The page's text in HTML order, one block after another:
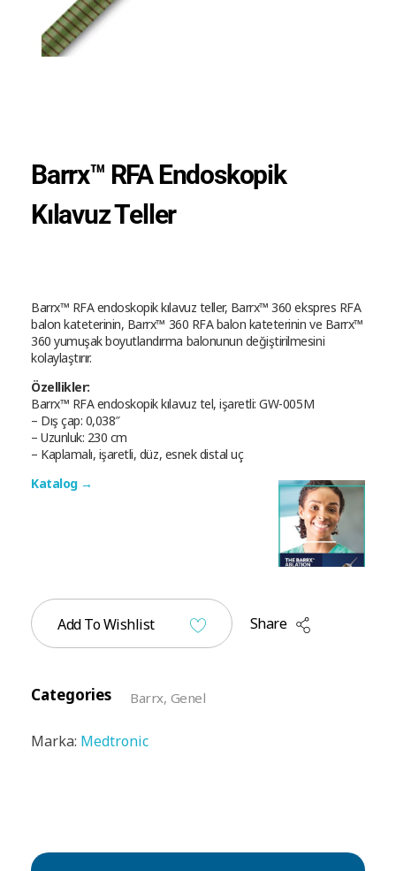
Barrx™ RFA Endoskopik
Kılavuz Teller
Barrx™ RFA endoskopik kılavuz teller, Barrx™ 360 ekspres RFA
balon kateterinin, Barrx™ 360 RFA balon kateterinin ve Barrx™
360 yumuşak boyutlandırma balonunun değiştirilmesini
kolaylaştırır.
Özellikler:
Barrx™ RFA endoskopik kılavuz tel, işaretli: GW-005M
– Dış çap: 0,038″
– Uzunluk: 230 cm
– Kaplamalı, işaretli, düz, esnek distal uç
Katalog →
Add To Wishlist Share
Categories Barrx, Genel
Marka: Medtronic